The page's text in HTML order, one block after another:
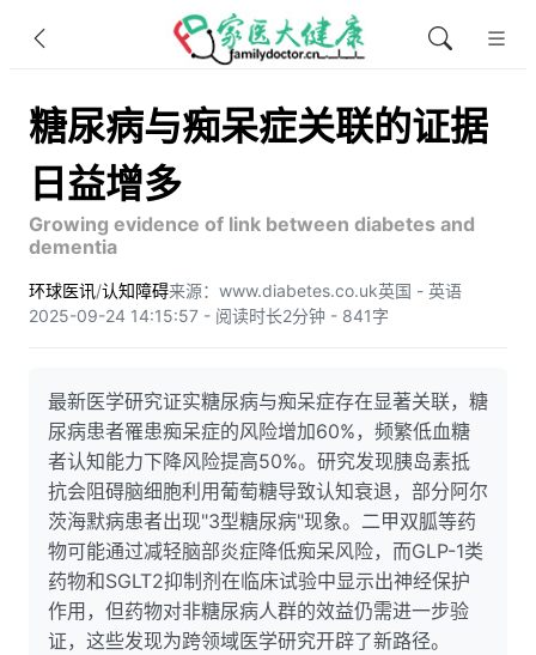
糖尿病与痴呆症关联的证据
日益增多
Growing evidence of link between diabetes and
dementia
环球医讯/认知障碍来源：www.diabetes.co.uk英国 - 英语
2025-09-24 14:15:57 - 阅读时长2分钟 - 841字
最新医学研究证实糖尿病与痴呆症存在显著关联，糖
尿病患者罹患痴呆症的风险增加60%，频繁低血糖
者认知能力下降风险提高50%。研究发现胰岛素抵
抗会阻碍脑细胞利用葡萄糖导致认知衰退，部分阿尔
茨海默病患者出现"3型糖尿病"现象。二甲双胍等药
物可能通过减轻脑部炎症降低痴呆风险，而GLP-1类
药物和SGLT2抑制剂在临床试验中显示出神经保护
作用，但药物对非糖尿病人群的效益仍需进一步验
证，这些发现为跨领域医学研究开辟了新路径。